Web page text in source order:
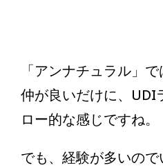
「アンナチュラル」
仲が良いだけに、UDI
ロー的な感じですね。
でも、経験が多いの